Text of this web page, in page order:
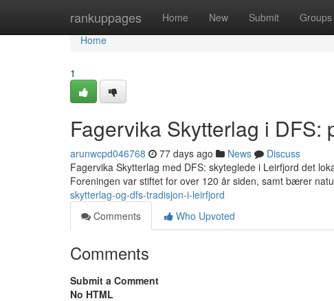
rankuppages Home New Submit Groups
Home
Home
1
Fagervika Skytterlag i DFS:
arunwcpd046768 77 days ago News
Discuss
Fagervika Skytterlag med DFS: skyteglede i Leirfjord det
Foreningen var stiftet for over 120 år siden, samt bærer
skytterlag-og-dfs-tradisjon-i-leirfjord
Comments
Who Upvoted
Comments
Submit a Comment
No HTML